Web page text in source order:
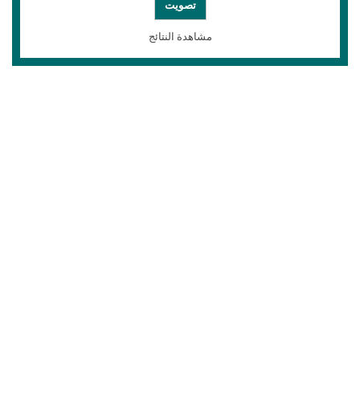
مشاهدة النتائج